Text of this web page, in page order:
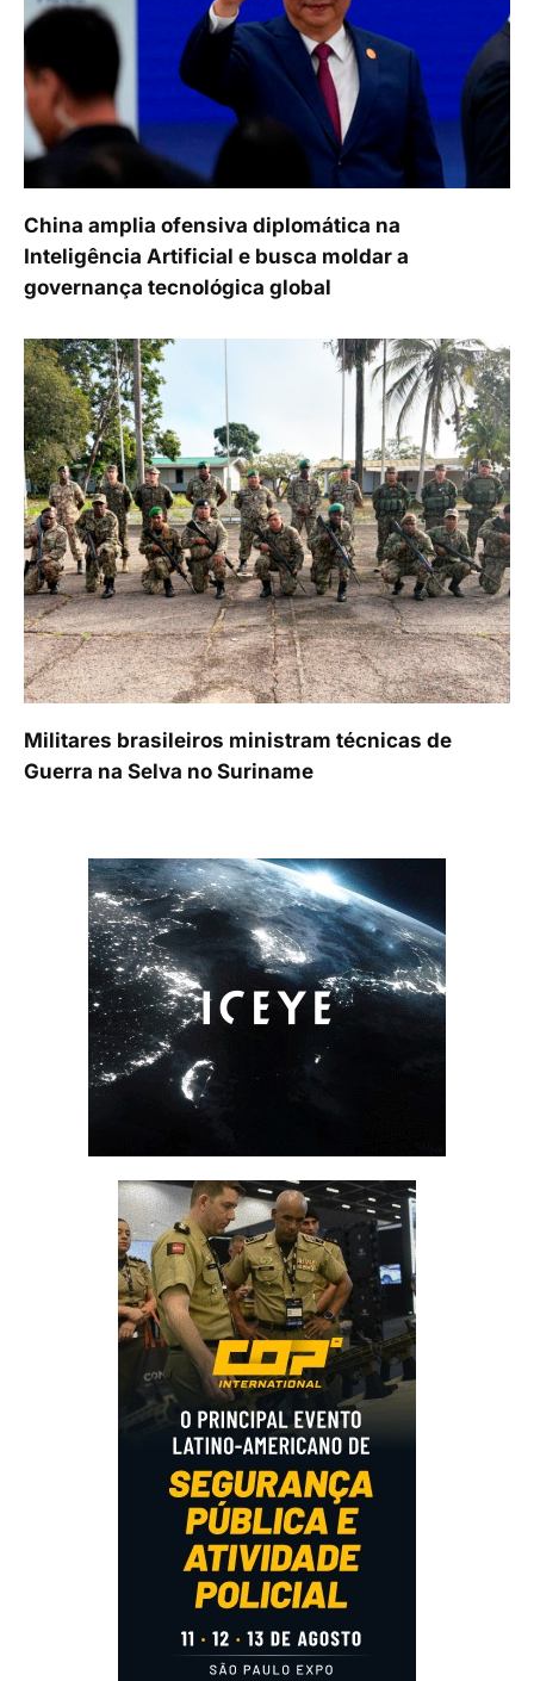
China amplia ofensiva diplomática na
Inteligência Artificial e busca moldar a
governança tecnológica global
Militares brasileiros ministram técnicas de
Guerra na Selva no Suriname